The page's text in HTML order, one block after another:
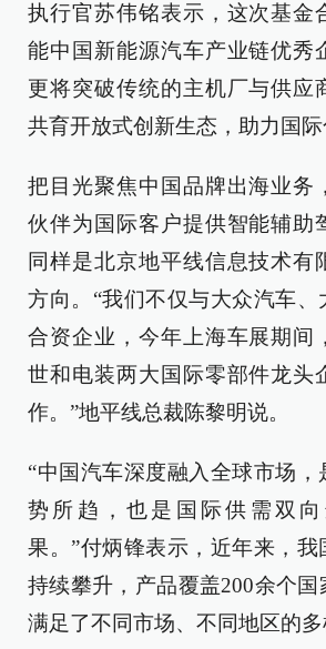
执行官苏伟铭表示，这次基金
能中国新能源汽车产业链优秀
更将突破传统的主机厂与供应
共育开放式创新生态，助力国际
把目光聚焦中国品牌出海业务
伙伴为国际客户提供智能辅助
同样是北京地平线信息技术有
方向。“我们不仅与大众汽车、
合资企业，今年上海车展期间
世和电装两大国际零部件龙头
作。”地平线总裁陈黎明说。
“中国汽车深度融入全球市场，
势所趋，也是国际供需双
果。”付炳锋表示，近年来，我
持续攀升，产品覆盖200余个
满足了不同市场、不同地区的多